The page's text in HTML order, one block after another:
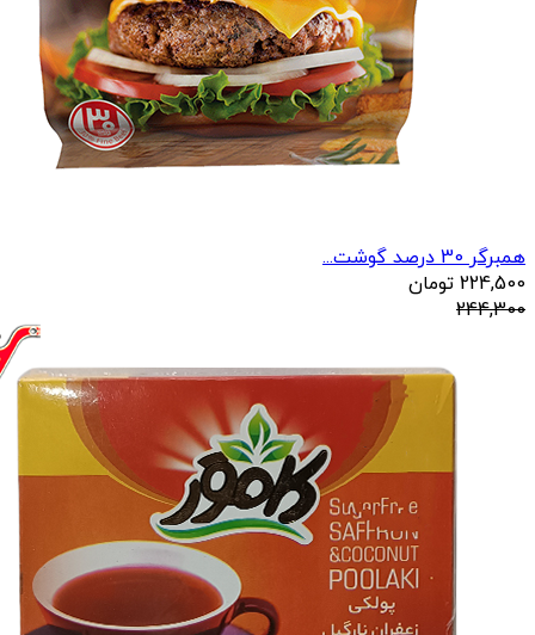
همبرگر 30 درصد گوشت...
224,500 تومان
244,300